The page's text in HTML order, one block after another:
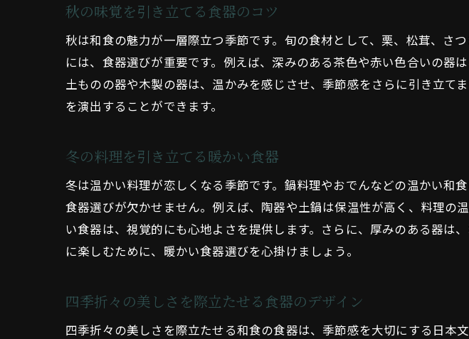
秋の味覚を引き立てる食器のコツ
秋は和食の魅力が一層際立つ季節です。旬の食材として、栗、松茸、さ
には、食器選びが重要です。例えば、深みのある茶色や赤い色合いの器
土ものの器や木製の器は、温かみを感じさせ、季節感をさらに引き立て
を演出することができます。
冬の料理を引き立てる暖かい食器
冬は温かい料理が恋しくなる季節です。鍋料理やおでんなどの温かい和
食器選びが欠かせません。例えば、陶器や土鍋は保温性が高く、料理の
い食器は、視覚的にも心地よさを提供します。さらに、厚みのある器は
に楽しむために、暖かい食器選びを心掛けましょう。
四季折々の美しさを際立たせる食器のデザイン
四季折々の美しさを際立たせる和食の食器は、季節感を大切にする日本